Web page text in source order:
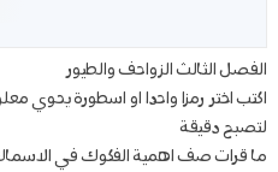
الفصل الثالث الزواحف والطيور
اكتب اختر رمزا واحدا او اسطورة يحوي
لتصبح دقيقة
ما قرات صف اهمية الفكوك في